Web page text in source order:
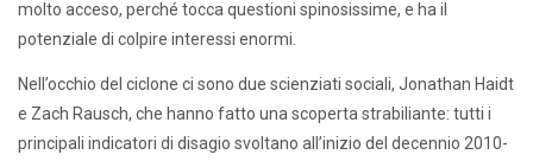
molto acceso, perché tocca questioni spinosissime, e ha il
potenziale di colpire interessi enormi.
Nell’occhio del ciclone ci sono due scienziati sociali, Jonathan Haidt
e Zach Rausch, che hanno fatto una scoperta strabiliante: tutti i
principali indicatori di disagio svoltano all’inizio del decennio 2010-